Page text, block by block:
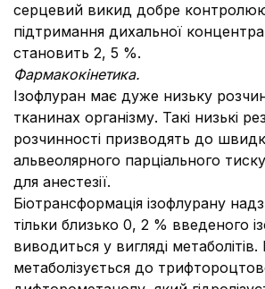
серцевий викид добре
підтримання дихальної
становить 2, 5 %.
Фармакокінетика.
Ізофлуран має дуже низьку
тканинах організму. Такі низькі
розчинності призводять до
альвеолярного парціального
для анестезії.
Біотрансформація ізофлурану
тільки близько 0, 2 % введеного
виводиться у вигляді метаболітів.
метаболізується до